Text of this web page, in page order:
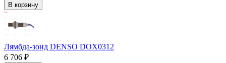
В корзину
Лямбда-зонд DENSO DOX0312
6 706 ₽